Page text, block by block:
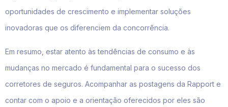
oportunidades de crescimento e implementar soluções
inovadoras que os diferenciem da concorrência.
Em resumo, estar atento às tendências de consumo e às
mudanças no mercado é fundamental para o sucesso dos
corretores de seguros. Acompanhar as postagens da Rapport e
contar com o apoio e a orientação oferecidos por eles são